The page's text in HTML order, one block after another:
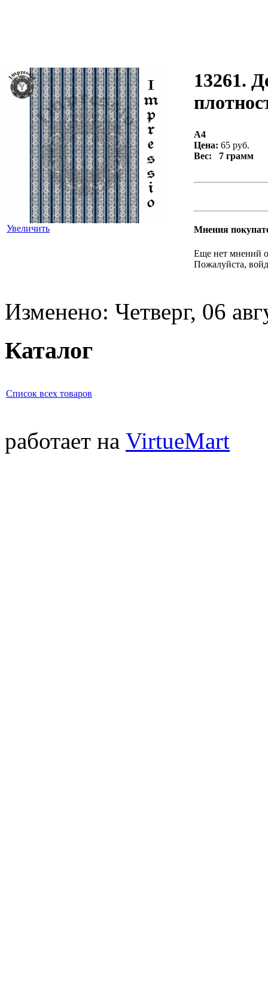
Увеличить
13261.
А4
Цена: 65 руб.
Вес: 7 грамм
Мнения
Еще нет мнений
Пожалуйста,
Изменено: Четверг, 06
Каталог
Список всех товаров
работает на VirtueMart